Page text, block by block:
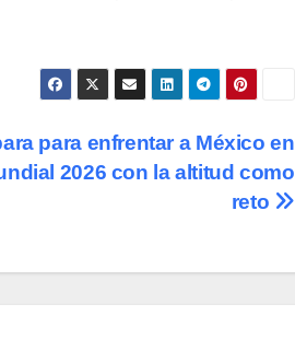
para enfrentar a México en
2026 con la altitud como
reto